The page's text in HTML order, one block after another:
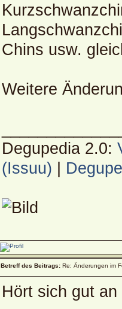
Chins usw.
Weitere
Degupedia 2.0:
(Issuu)
Betreff des Beitrags: Re: Änderungen im
Hört sich gut